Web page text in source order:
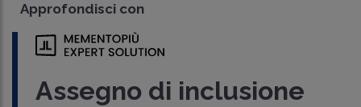
Approfondisci con
Assegno di inclusione